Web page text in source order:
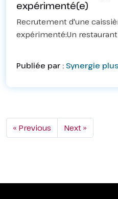
expérimenté(e)
Recrutement d'une
expérimenté:Un
Caissier expérimenté
poste✳️Assurer la gestio...
Publiée par : Synergie plus
« Previous Next »